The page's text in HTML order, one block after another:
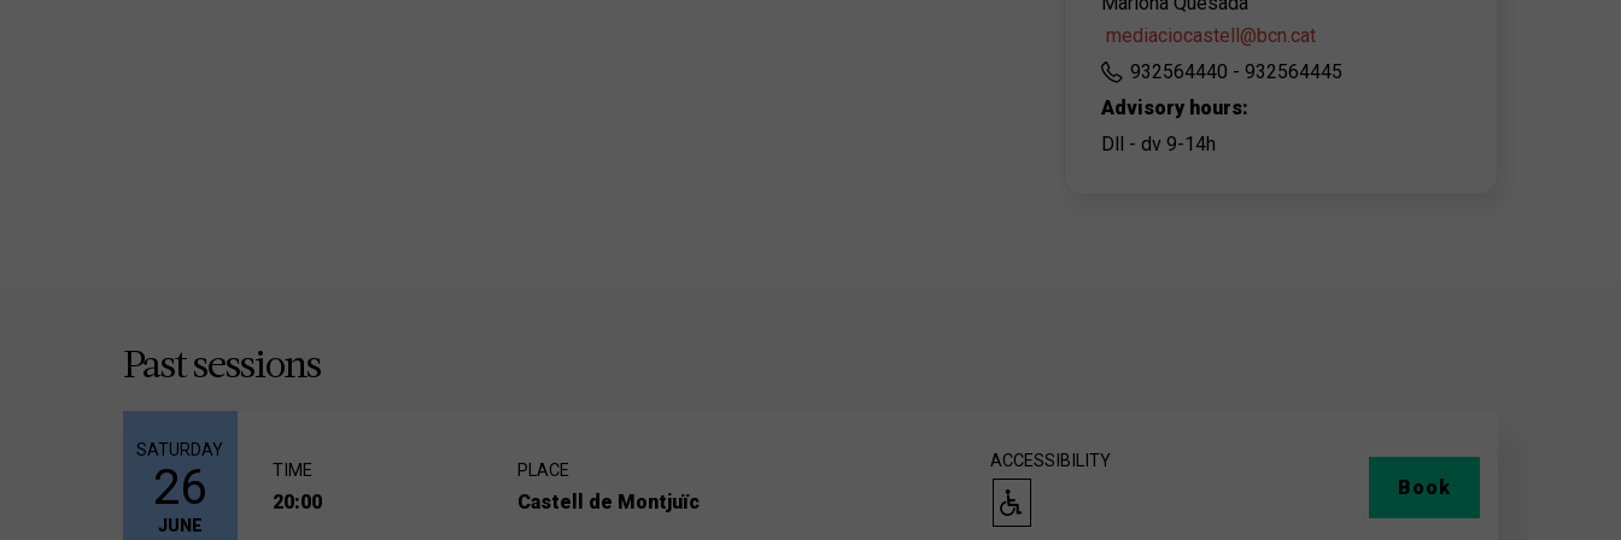
mediaciocastell@bcn.cat
932564440 - 932564445
Advisory hours:
Dll - dv 9-14h
Past sessions
SATURDAY
26
JUNE
TIME
20:00
PLACE
Castell de Montjuïc
ACCESSIBILITY
Book